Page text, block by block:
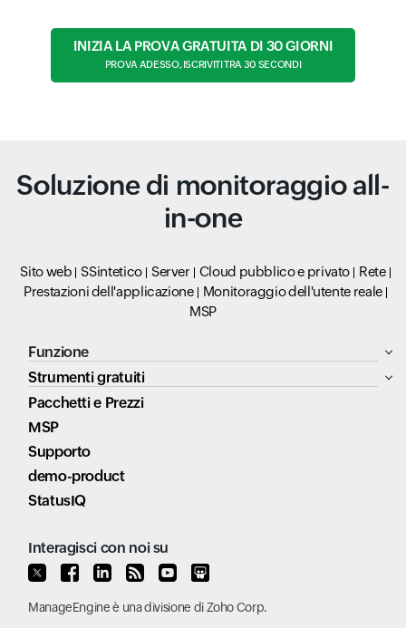
INIZIA LA PROVA GRATUITA DI 30 GIORNI
PROVA ADESSO, ISCRIVITI TRA 30 SECONDI
Soluzione di monitoraggio all-
in-one
Sito web SSintetico Server Cloud pubblico e privato
Rete
Prestazioni dell'applicazione
Monitoraggio dell'utente reale
MSP
Funzione
Strumenti gratuiti
Pacchetti e Prezzi
MSP
Supporto
demo-product
StatusIQ
Interagisci con noi su
ManageEngineè una divisione diZoho Corp.